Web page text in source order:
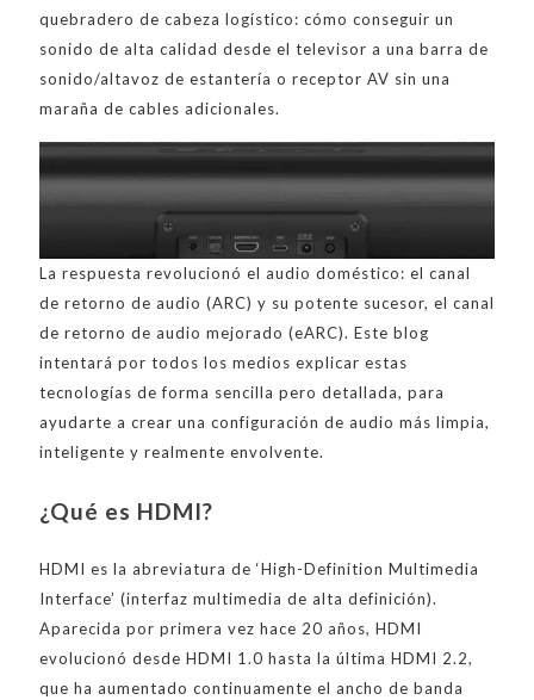
quebradero de cabeza logístico: cómo conseguir un
sonido de alta calidad desde el televisor a una barra de
sonido/altavoz de estantería o receptor AV sin una
maraña de cables adicionales.
La respuesta revolucionó el audio doméstico: el canal
de retorno de audio (ARC) y su potente sucesor, el canal
de retorno de audio mejorado (eARC). Este blog
intentará por todos los medios explicar estas
tecnologías de forma sencilla pero detallada, para
ayudarte a crear una configuración de audio más limpia,
inteligente y realmente envolvente.
¿Qué es HDMI?
HDMI es la abreviatura de ‘High-Definition Multimedia
Interface’ (interfaz multimedia de alta definición).
Aparecida por primera vez hace 20 años, HDMI
evolucionó desde HDMI 1.0 hasta la última HDMI 2.2,
que ha aumentado continuamente el ancho de banda